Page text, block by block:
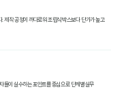
제작 공정이 까다로워 조립식 박스보다 단가가 높고
들이 실수하는 포인트를 중심으로 단계별 실무